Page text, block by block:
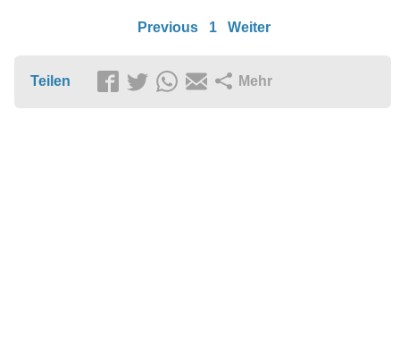
Previous 1 Weiter
Teilen Mehr